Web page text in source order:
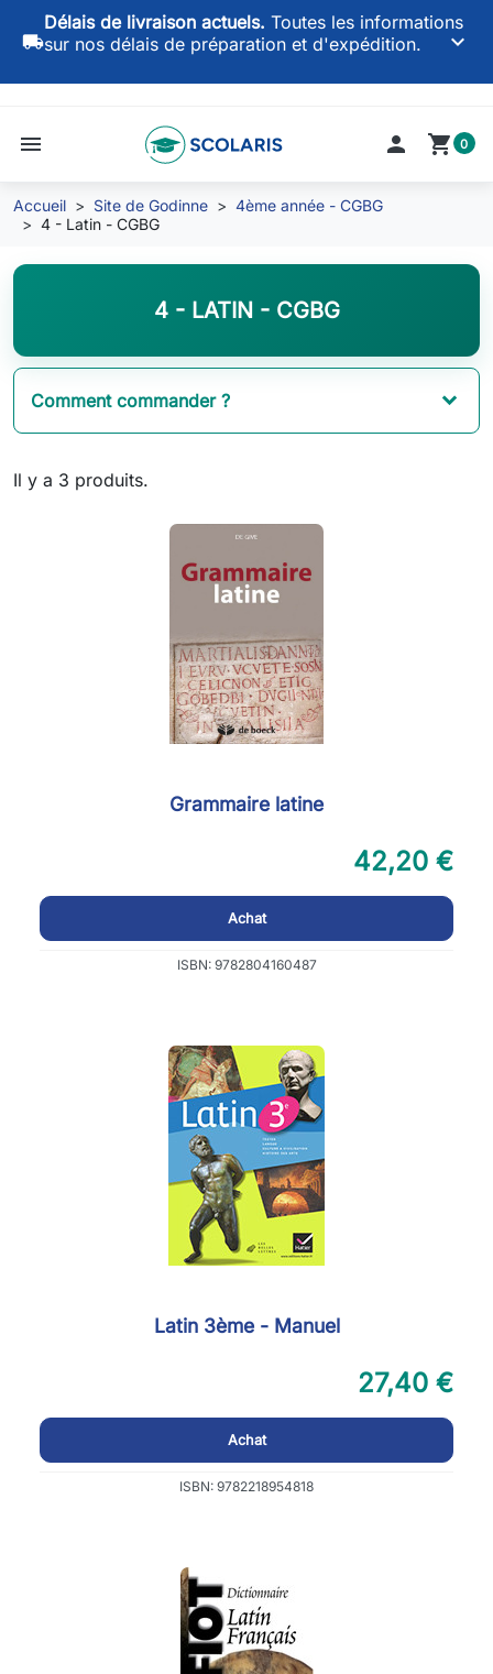
local_shipping
Délais de livraison actuels. Toutes les informations
sur nos délais de préparation et d'expédition.
keyboard_arrow_down
menu  shopping_cart 0
Accueil Site de Godinne
4ème année - CGBG
4 - Latin - CGBG
4 - LATIN - CGBG
Comment commander ?
Il y a 3 produits.
Grammaire latine
42,20 €
Achat
ISBN: 9782804160487
Latin 3ème - Manuel
27,40 €
Achat
ISBN: 9782218954818